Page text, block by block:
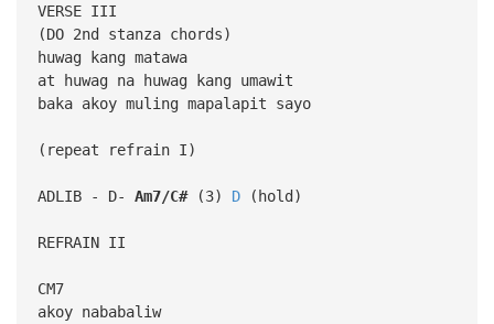
VERSE III
(DO 2nd stanza chords)
huwag kang matawa
at huwag na huwag kang umawit
baka akoy muling mapalapit sayo
(repeat refrain I)
ADLIB - D- Am7/C#(3) D(hold)
REFRAIN II
CM7
akoy nababaliw